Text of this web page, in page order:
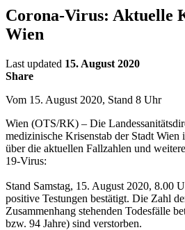
Corona-Virus: Aktuelle
Wien
Last updated 15. August 2020
Share
Vom 15. August 2020, Stand 8 Uhr
Wien (OTS/RK) – Die
medizinische Krisenstab der Stadt Wien
über die aktuellen Fallzahlen und
19-Virus:
Stand Samstag, 15. August 2020, 8.00
positive Testungen bestätigt. Die Zahl
Zusammenhang stehenden Todesfälle
bzw. 94 Jahre) sind verstorben.